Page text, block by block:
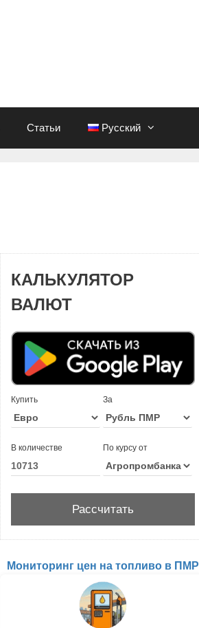
Статьи Русский
КАЛЬКУЛЯТОР
ВАЛЮТ
Купить За
В количестве По курсу от
Мониторинг цен на топливо в ПМР